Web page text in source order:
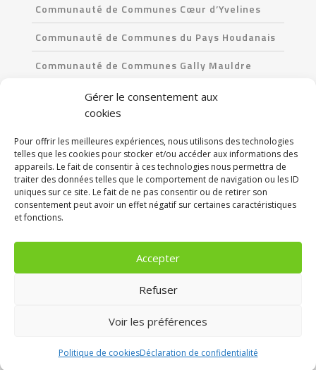
Gérer le consentement aux
cookies
Pour offrir les meilleures expériences, nous utilisons des technologies
telles que les cookies pour stocker et/ou accéder aux informations des
appareils. Le fait de consentir à ces technologies nous permettra de
traiter des données telles que le comportement de navigation ou les ID
uniques sur ce site. Le fait de ne pas consentir ou de retirer son
consentement peut avoir un effet négatif sur certaines caractéristiques
et fonctions.
Accepter
Refuser
Voir les préférences
Politique de cookiesDéclaration de confidentialité
Communauté de Communes Cœur d’Yvelines
Communauté de Communes du Pays Houdanais
Communauté de Communes Gally Mauldre
Communauté de Communes Les Portes de l’Île-
CONTACT
90 Avenue du Professeur-Emile-Sergent
78680 Epône
NOS RÉSEAUX SOCIAUX